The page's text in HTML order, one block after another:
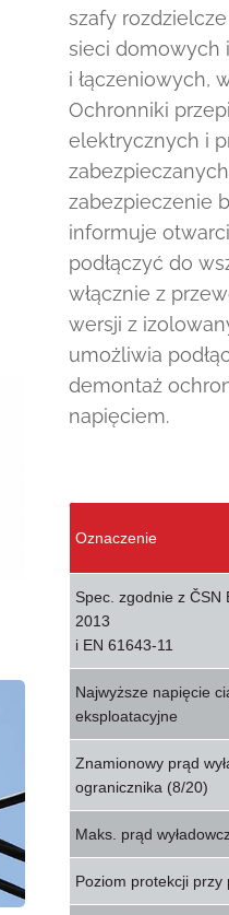
szafy
sieci domowych
i łączeniowych,
Ochronniki
elektrycznych i
zabezpieczenie
informuje
podłączyć do
włącznie z
wersji z
umożliwia
demontaż
napięciem.
Oznaczenie
Spec. zgodnie z ČSN
2013
i EN 61643-11
Najwyższe napięcie
eksploatacyjne
Znamionowy prąd
ogranicznika (8/20)
Maks. prąd
Poziom protekcji przy